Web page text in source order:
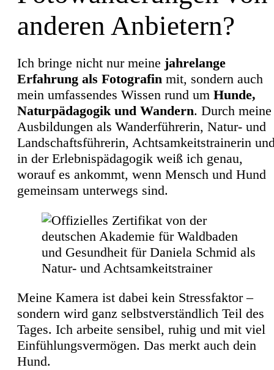
anderen Anbietern?
Ich bringe nicht nur meine jahrelange
Erfahrung als Fotografin mit, sondern auch
mein umfassendes Wissen rund um Hunde,
Naturpädagogik und Wandern. Durch meine
Ausbildungen als Wanderführerin, Natur- und
Landschaftsführerin, Achtsamkeitstrainerin
in der Erlebnispädagogik weiß ich genau,
worauf es ankommt, wenn Mensch und Hund
gemeinsam unterwegs sind.
Meine Kamera ist dabei kein Stressfaktor –
sondern wird ganz selbstverständlich Teil des
Tages. Ich arbeite sensibel, ruhig und mit viel
Einfühlungsvermögen. Das merkt auch dein
Hund.